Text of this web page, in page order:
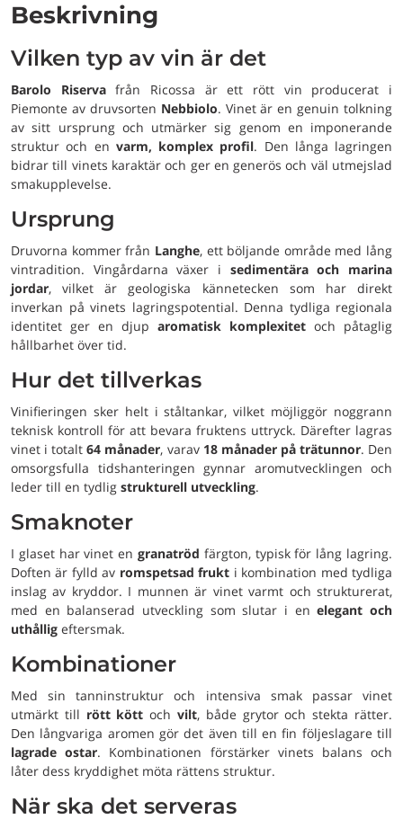
Beskrivning
Vilken typ av vin är det
Barolo Riservafrån Ricossa är ett rött vin producerat i
Piemonte av druvsorten Nebbiolo. Vinet är en genuin tolkning
av sitt ursprung och utmärker sig genom en imponerande
struktur och en varm, komplex profil. Den långa lagringen
bidrar till vinets karaktär och ger en generös och väl utmejslad
smakupplevelse.
Ursprung
Druvorna kommer från Langhe, ett böljande område med lång
vintradition. Vingårdarna växer i sedimentära och marina
jordar, vilket är geologiska kännetecken som har direkt
inverkan på vinets lagringspotential. Denna tydliga regionala
identitet ger en djup aromatisk komplexitet och påtaglig
hållbarhet över tid.
Hur det tillverkas
Vinifieringen sker helt i ståltankar, vilket möjliggör noggrann
teknisk kontroll för att bevara fruktens uttryck. Därefter lagras
vinet i totalt64 månader, varav 18 månader på trätunnor. Den
omsorgsfulla tidshanteringen gynnar aromutvecklingen och
leder till en tydlig strukturell utveckling.
Smaknoter
I glaset har vinet en granatröd färgton, typisk för lång lagring.
Doften är fylld av romspetsad frukt i kombination med tydliga
inslag av kryddor. I munnen är vinet varmt och strukturerat,
med en balanserad utveckling som slutar i enelegant och
uthållig eftersmak.
Kombinationer
Med sin tanninstruktur och intensiva smak passar vinet
utmärkt till rött kött ochvilt, både grytor och stekta rätter.
Den långvariga aromen gör det även till en fin följeslagare till
lagrade ostar. Kombinationen förstärker vinets balans och
låter dess kryddighet möta rättens struktur.
När ska det serveras